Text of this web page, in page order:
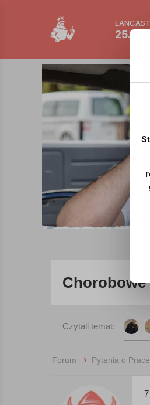
25.7 °C
Chorobowe
Czytali temat:
Forum › Pytania o